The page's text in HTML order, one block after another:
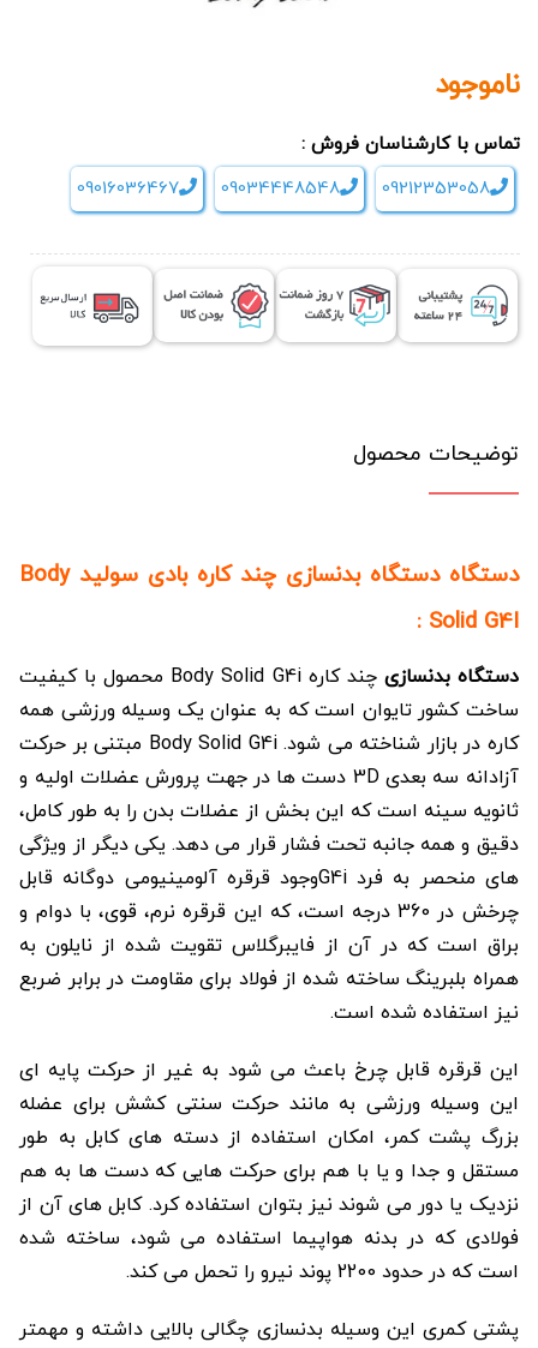
ناموجود
تماس با کارشناسان فروش :
09212353058
09034448548
09016036467
توضیحات محصول
دستگاه دستگاه بدنسازی چند کاره بادی سولید Body
Solid G4I :
دستگاه بدنسازی
چند کاره Body Solid G4i محصول با کیفیت
ساخت کشور تایوان است که به عنوان یک وسیله ورزشی همه
کاره در بازار شناخته می شود. Body Solid G4i مبتنی بر حرکت
آزادانه سه بعدی 3D دست ها در جهت پرورش عضلات اولیه و
ثانویه سینه است که این بخش از عضلات بدن را به طور کامل،
دقیق و همه جانبه تحت فشار قرار می دهد. یکی دیگر از ویژگی
های منحصر به فرد G4iوجود قرقره آلومینیومی دوگانه قابل
چرخش در 360 درجه است، که این قرقره نرم، قوی، با دوام و
براق است که در آن از فایبرگلاس تقویت شده از نایلون به
همراه بلبرینگ ساخته شده از فولاد برای مقاومت در برابر ضربع
نیز استفاده شده است.
این قرقره قابل چرخ باعث می شود به غیر از حرکت پایه ای
این وسیله ورزشی به مانند حرکت سنتی کشش برای عضله
بزرگ پشت کمر، امکان استفاده از دسته های کابل به طور
مستقل و جدا و یا با هم برای حرکت هایی که دست ها به هم
نزدیک یا دور می شوند نیز بتوان استفاده کرد. کابل های آن از
فولادی که در بدنه هواپیما استفاده می شود، ساخته شده
است که در حدود 2200 پوند نیرو را تحمل می کند.
پشتی کمری این وسیله بدنسازی چگالی بالایی داشته و مهمتر